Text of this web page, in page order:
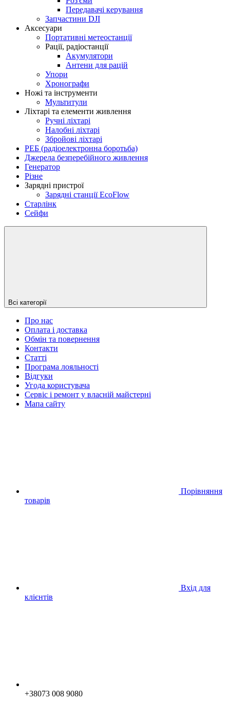
Передавачі керування
Запчастини DJI
Аксесуари
Портативні метеостанції
Рації, радіостанції
Акумулятори
Антени для рацій
Упори
Хронографи
Ножі та інструменти
Мультитули
Ліхтарі та елементи живлення
Ручні ліхтарі
Налобні ліхтарі
Збройові ліхтарі
РЕБ (радіоелектронна боротьба)
Джерела безперебійного живлення
Генератор
Різне
Зарядні пристрої
Зарядні станції EcoFlow
Старлінк
Сейфи
Всі категорії
Про нас
Оплата і доставка
Обмін та повернення
Контакти
Статті
Програма лояльності
Відгуки
Угода користувача
Сервіс і ремонт у власній майстерні
Мапа сайту
Порівняння
товарів
Вхід для
клієнтів
+38073 008 9080